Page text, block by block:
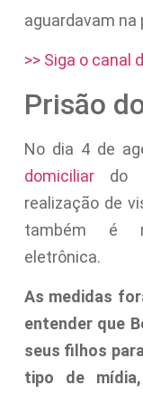
aguardavam na
>> Siga o canal
Prisão
No dia 4 de
domiciliardo
realização de
também é
eletrônica.
As medidas
entender que
seus filhos
tipo de